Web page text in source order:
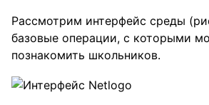
Рассмотрим интерфейс среды
базовые операции, с которыми
познакомить школьников.